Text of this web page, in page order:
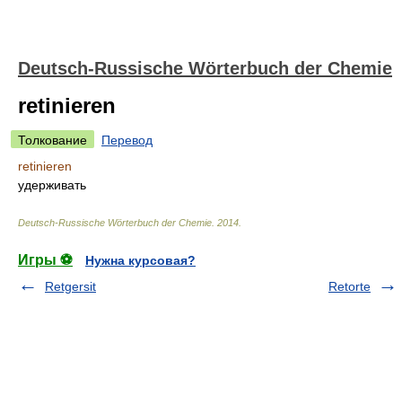
Deutsch-Russische Wörterbuch der Chemie
retinieren
Толкование
Перевод
retinieren
удерживать
Deutsch-Russische Wörterbuch der Chemie 2014
Игры ⚽
Нужна курсовая?
Retgersit
Retorte